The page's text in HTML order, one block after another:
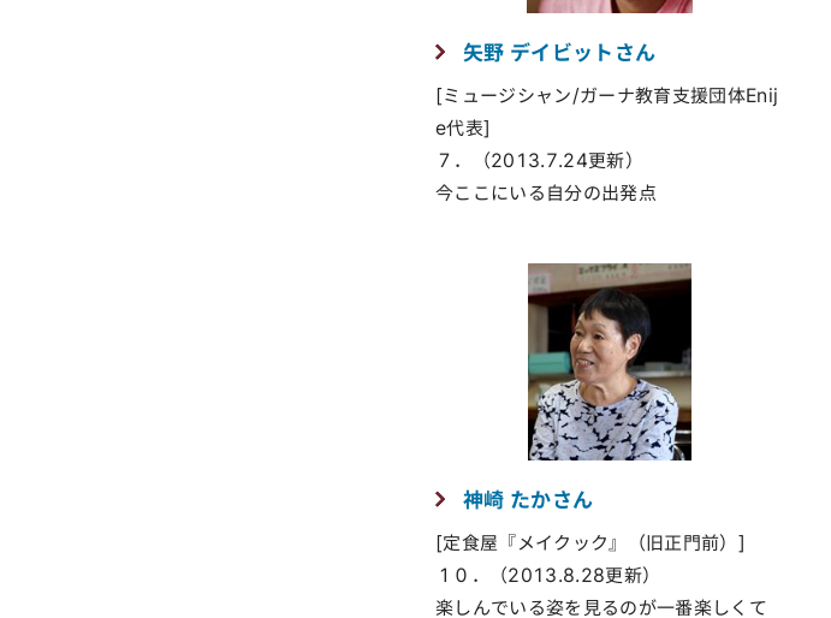
矢野 デイビットさん
[ミュージシャン/ガーナ教育支援団体Enij
e代表]
７．（2013.7.24更新）
今ここにいる自分の出発点
神崎 たかさん
[定食屋『メイクック』（旧正門前）]
１０．（2013.8.28更新）
楽しんでいる姿を見るのが一番楽しくて